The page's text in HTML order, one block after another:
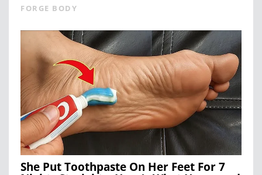
FORGE BODY
She Put Toothpaste On Her Feet For 7